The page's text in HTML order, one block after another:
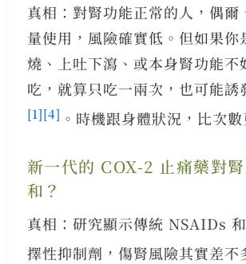
真相：對腎功能正常的人，偶爾
量使用，風險確實低。但如果你
燒、上吐下瀉、或本身腎功能不
吃，就算只吃一兩次，也可能誘
[1][4] 。時機跟身體狀況，比次數
新一代的 COX-2 止痛藥對
和？
真相：研究顯示傳統 NSAIDs
擇性抑制劑，傷腎風險其實差不